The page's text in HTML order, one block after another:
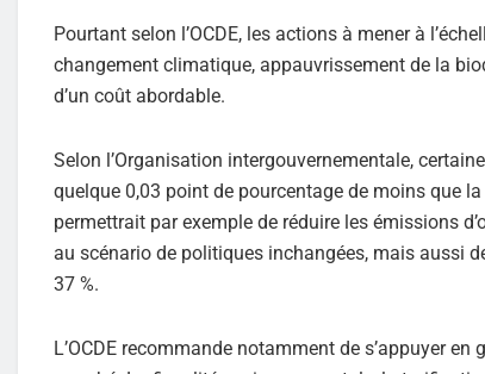
Pourtant selon l’OCDE, les actions à mener à
changement climatique, appauvrissement de la
d’un coût abordable.
Selon l’Organisation intergouvernementale,
quelque 0,03 point de pourcentage de moins que
permettrait par exemple de réduire les émissions
au scénario de politiques inchangées, mais aussi
37 %.
L’OCDE recommande notamment de s’appuyer